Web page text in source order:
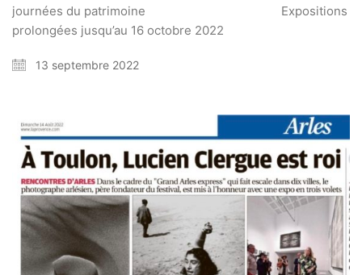
journées du patrimoine Expositions
prolongées jusqu’au 16 octobre 2022
13 septembre 2022